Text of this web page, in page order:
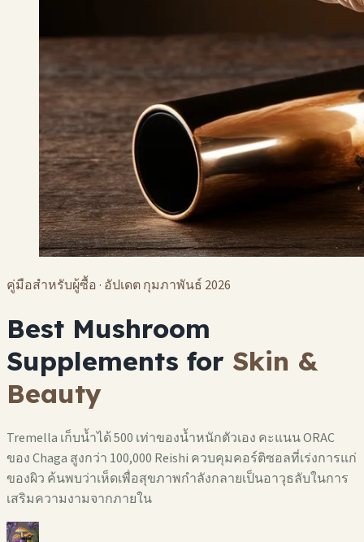
คู่มือสำหรับผู้ซื้อ · อัปเดต กุมภาพันธ์ 2026
Best Mushroom
Supplements for Skin &
Beauty
Tremella เก็บน้ำได้ 500 เท่าของน้ำหนักตัวเอง คะแนน ORAC
ของ Chaga สูงกว่า 100,000 Reishi ควบคุมคอร์ติซอลที่เร่งการแก่
ของผิว ค้นพบว่าเห็ดเพื่อสุขภาพกำลังกลายเป็นอาวุธลับในการ
เสริมความงามจากภายใน